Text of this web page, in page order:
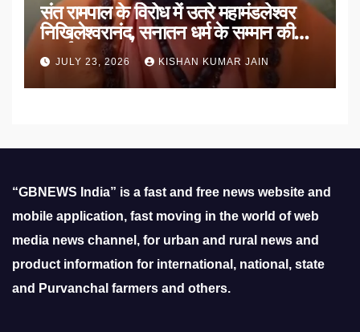
संत रामपाल के विरोध में उतरे महामंडलेश्वर
निखिलेश्वरानंद, सनातन धर्म के सम्मान की
उठाई मांग
JULY 23, 2026 KISHAN KUMAR JAIN
“GBNEWS India” is a fast and free news website and
mobile application, fast moving in the world of web
media news channel, for urban and rural news and
product information for international, national, state
and Purvanchal farmers and others.